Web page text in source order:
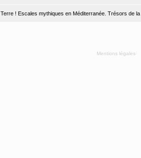
Terre ! Escales mythiques en Méditerranée. Trésors de
Mentions légales